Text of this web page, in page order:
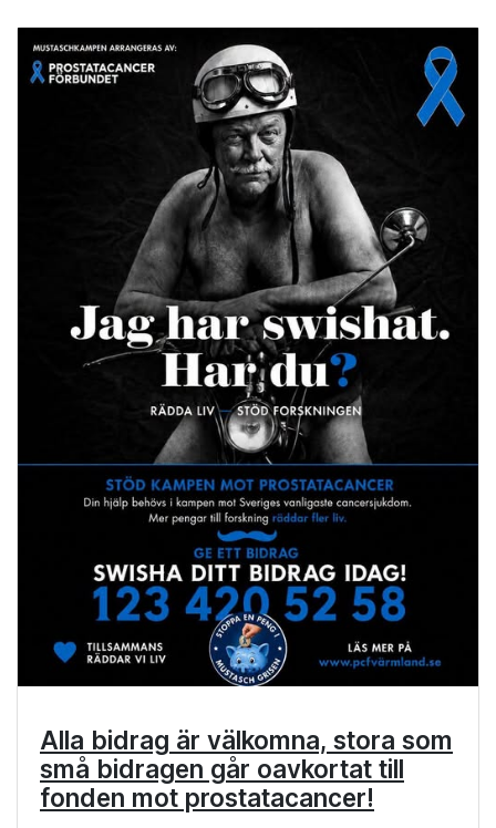
Alla bidrag är välkomna, stora som
små bidragen går oavkortat till
fonden mot prostatacancer!